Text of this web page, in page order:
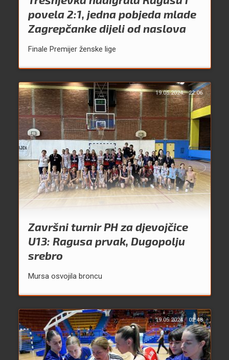
povela 2:1, jedna pobjeda mlade
Zagrepčanke dijeli od naslova
Finale Premijer ženske lige
19.05.2024. 22:06
Završni turnir PH za djevojčice
U13: Ragusa prvak, Dugopolju
srebro
Mursa osvojila broncu
19.05.2024. 02:48